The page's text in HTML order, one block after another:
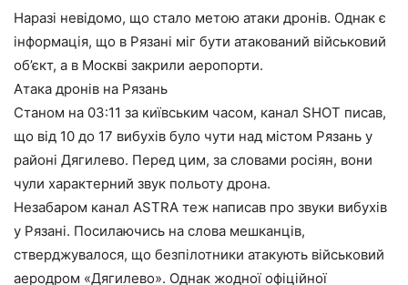
Наразі невідомо, що стало метою атаки дронів. Однак є
інформація, що в Рязані міг бути атакований військовий
об’єкт, а в Москві закрили аеропорти.
Атака дронів на Рязань
Станом на 03:11 за київським часом, канал SHOT писав,
що від 10 до 17 вибухів було чути над містом Рязань у
районі Дягилево. Перед цим, за словами росіян, вони
чули характерний звук польоту дрона.
Незабаром канал ASTRA теж написав про звуки вибухів
у Рязані. Посилаючись на слова мешканців,
стверджувалося, що безпілотники атакують військовий
аеродром «Дягилево». Однак жодної офіційної